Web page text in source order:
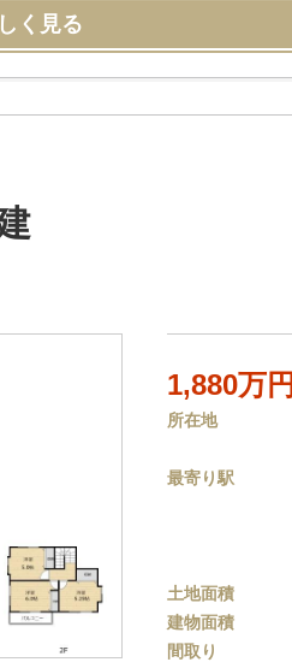
く見る
1,880万円
所在地
最寄り駅
土地面積
建物面積
間取り